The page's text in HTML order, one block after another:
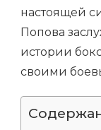
настоящей
Попова
истории
своими